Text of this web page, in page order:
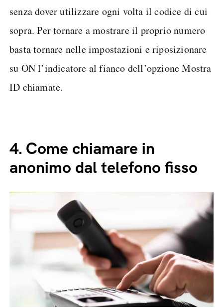
senza dover utilizzare ogni volta il codice di cui
sopra. Per tornare a mostrare il proprio numero
basta tornare nelle impostazioni e riposizionare
su ON l’indicatore al fianco dell’opzione Mostra
ID chiamate.
4. Come chiamare in
anonimo dal telefono fisso